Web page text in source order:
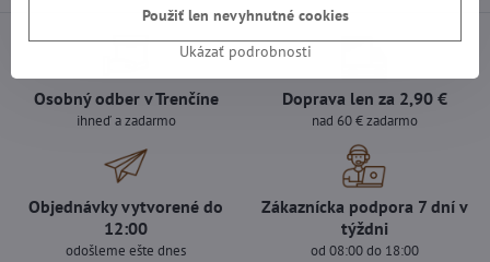
Osobný odber v Trenčíne
ihneď a zadarmo
Doprava len za 2,90 €
nad 60 € zadarmo
Objednávky vytvorené do
12:00
odošleme ešte dnes
Zákaznícka podpora 7 dní v
týždni
od 08:00 do 18:00
Ukázať podrobnosti
Použiť len nevyhnutné cookies